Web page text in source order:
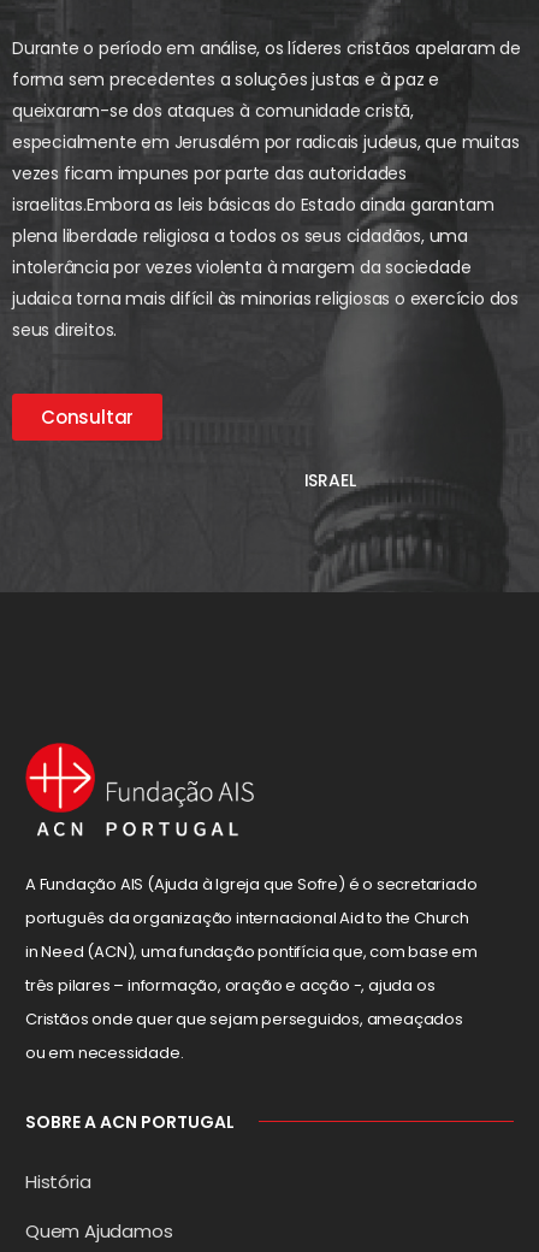
Durante o período em análise, os líderes cristãos apelaram de
forma sem precedentes a soluções justas e à paz e
queixaram-se dos ataques à comunidade cristã,
especialmente em Jerusalém por radicais judeus, que muitas
vezes ficam impunes por parte das autoridades
israelitas.Embora as leis básicas do Estado ainda garantam
plena liberdade religiosa a todos os seus cidadãos, uma
intolerância por vezes violenta à margem da sociedade
judaica torna mais difícil às minorias religiosas o exercício dos
seus direitos.
Consultar
ISRAEL
A Fundação AIS (Ajuda à Igreja que Sofre) é o secretariado
português da organização internacional Aid to the Church
in Need (ACN), uma fundação pontifícia que, com base em
três pilares – informação, oração e acção -, ajuda os
Cristãos onde quer que sejam perseguidos, ameaçados
ou em necessidade.
SOBRE A ACN PORTUGAL
História
Quem Ajudamos